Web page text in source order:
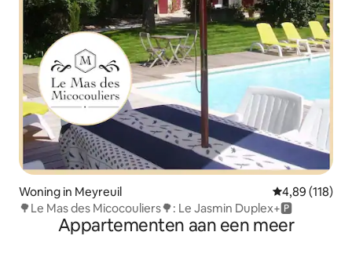
Woning in Meyreuil Gemiddelde
4,89 (118)
🌳Le Mas des Micocouliers🌳: Le Jasmin Duplex+🅿
Appartementen aan een meer